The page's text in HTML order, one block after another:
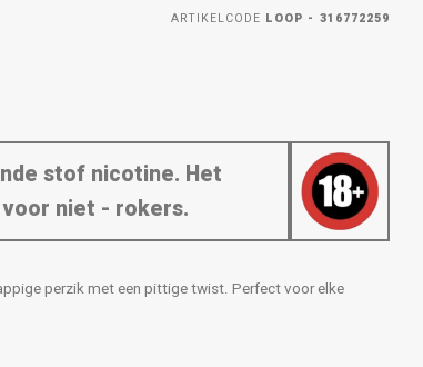
ARTIKELCODE LOOP - 316772259
stof nicotine. Het
niet - rokers.
perzik met een pittige twist. Perfect voor elke